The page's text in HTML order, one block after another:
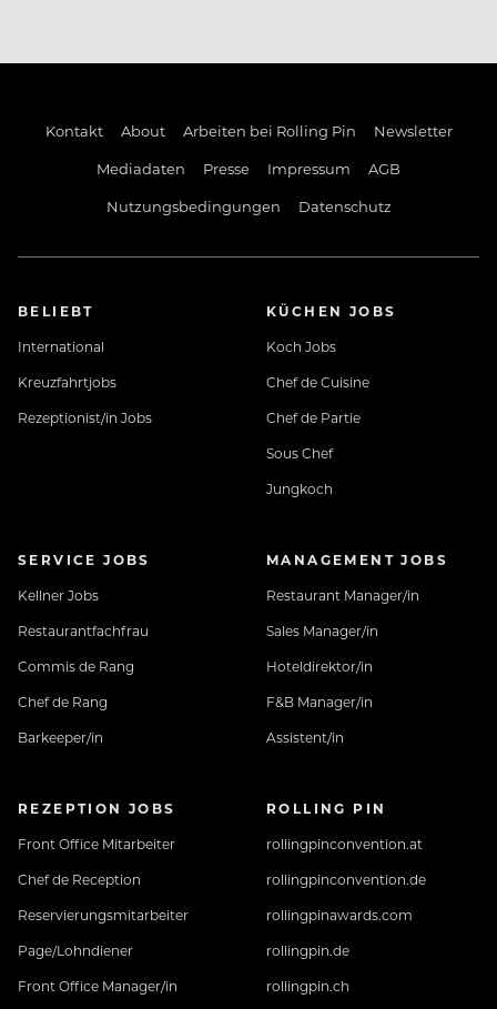
Kontakt About Arbeiten bei Rolling Pin
Newsletter
Mediadaten
Presse Impressum
AGB
Nutzungsbedingungen
Datenschutz
BELIEBT
International
Kreuzfahrtjobs
Rezeptionist/in Jobs
KÜCHEN JOBS
Koch Jobs
Chef de Cuisine
Chef de Partie
Sous Chef
Jungkoch
SERVICE JOBS
Kellner Jobs
Restaurantfachfrau
Commis de Rang
Chef de Rang
Barkeeper/in
MANAGEMENT JOBS
Restaurant Manager/in
Sales Manager/in
Hoteldirektor/in
F&B Manager/in
Assistent/in
REZEPTION JOBS
Front Office Mitarbeiter
Chef de Reception
Reservierungsmitarbeiter
Page/Lohndiener
Front Office Manager/in
ROLLING PIN
rollingpinconvention.at
rollingpinconvention.de
rollingpinawards.com
rollingpin.de
rollingpin.ch